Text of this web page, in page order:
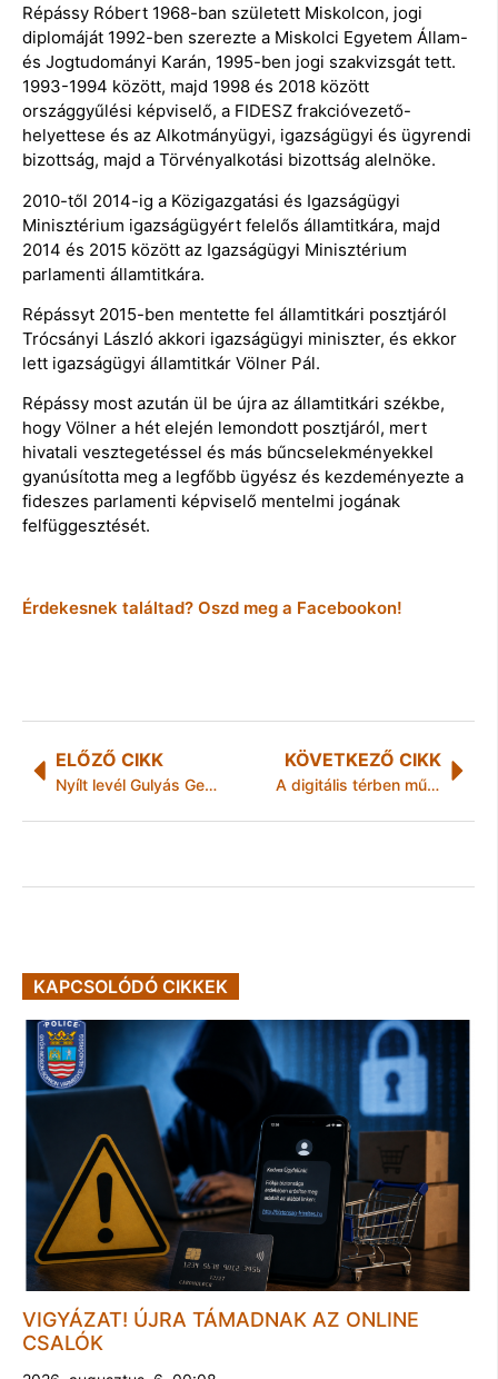
Répássy Róbert 1968-ban született Miskolcon, jogi
diplomáját 1992-ben szerezte a Miskolci Egyetem Állam-
és Jogtudományi Karán, 1995-ben jogi szakvizsgát tett.
1993-1994 között, majd 1998 és 2018 között
országgyűlési képviselő, a FIDESZ frakcióvezető-
helyettese és az Alkotmányügyi, igazságügyi és ügyrendi
bizottság, majd a Törvényalkotási bizottság alelnöke.
2010-től 2014-ig a Közigazgatási és Igazságügyi
Minisztérium igazságügyért felelős államtitkára, majd
2014 és 2015 között az Igazságügyi Minisztérium
parlamenti államtitkára.
Répássyt 2015-ben mentette fel államtitkári posztjáról
Trócsányi László akkori igazságügyi miniszter, és ekkor
lett igazságügyi államtitkár Völner Pál.
Répássy most azután ül be újra az államtitkári székbe,
hogy Völner a hét elején lemondott posztjáról, mert
hivatali vesztegetéssel és más bűncselekményekkel
gyanúsította meg a legfőbb ügyész és kezdeményezte a
fideszes parlamenti képviselő mentelmi jogának
felfüggesztését.
Érdekesnek találtad? Oszd meg a Facebookon!
ELŐZŐ CIKK
Nyílt levél Gulyás Gergelynek – egy felelős kormány nem a társadalom megosztásán dolgozik
KÖVETKEZŐ CIKK
A digitális térben működő cégeknek sokfelé kell figyelniük
KAPCSOLÓDÓ CIKKEK
VIGYÁZAT! ÚJRA TÁMADNAK AZ ONLINE
CSALÓK